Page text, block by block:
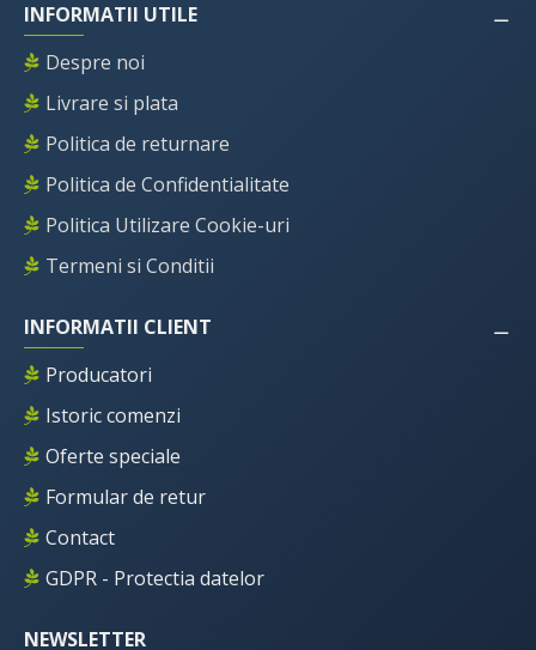
INFORMATII UTILE
Despre noi
Livrare si plata
Politica de returnare
Politica de Confidentialitate
Politica Utilizare Cookie-uri
Termeni si Conditii
INFORMATII CLIENT
Producatori
Istoric comenzi
Oferte speciale
Formular de retur
Contact
GDPR - Protectia datelor
NEWSLETTER